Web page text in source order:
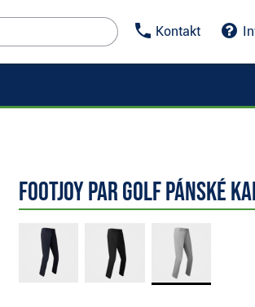
Kontakt
FootJoy Par Golf pánské